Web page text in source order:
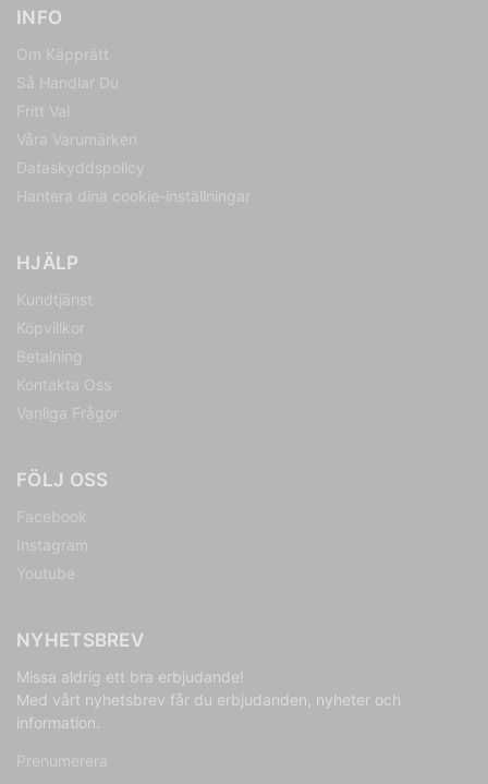
INFO
Om Käpprätt
Så Handlar Du
Fritt Val
Våra Varumärken
Dataskyddspolicy
Hantera dina cookie-inställningar
HJÄLP
Kundtjänst
Köpvillkor
Betalning
Kontakta Oss
Vanliga Frågor
FÖLJ OSS
Facebook
Instagram
Youtube
NYHETSBREV
Missa aldrig ett bra erbjudande!
Med vårt nyhetsbrev får du erbjudanden, nyheter och
information.
Prenumerera